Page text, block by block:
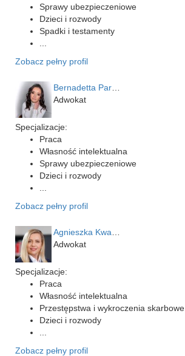
Sprawy ubezpieczeniowe
Dzieci i rozwody
Spadki i testamenty
Zobacz pełny profil
Adwokat
Specjalizacje:
Praca
Własność intelektualna
Sprawy ubezpieczeniowe
Dzieci i rozwody
Zobacz pełny profil
Adwokat
Specjalizacje:
Praca
Własność intelektualna
Przestępstwa i wykroczenia skarbowe
Dzieci i rozwody
Zobacz pełny profil